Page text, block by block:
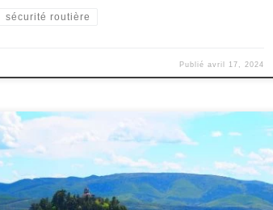
sécurité routière
Publiéavril 17, 2024